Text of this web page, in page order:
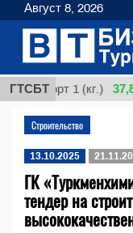
ГТСБТсорт 1 (кг.)
Строительство
13.10.2025
ГК
тендер на
Август 8, 2026